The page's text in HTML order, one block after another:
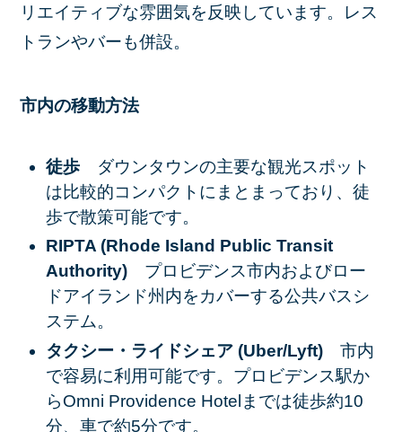
リエイティブな雰囲気を反映しています。レス
トランやバーも併設。
市内の移動方法
徒歩
ダウンタウンの主要な観光スポット
は比較的コンパクトにまとまっており、徒
歩で散策可能です。
RIPTA (Rhode Island Public Transit
Authority) プロビデンス市内およびロー
ドアイランド州内をカバーする公共バスシ
ステム。
タクシー・ライドシェア (Uber/Lyft) 市内
で容易に利用可能です。プロビデンス駅か
らOmni Providence Hotelまでは徒歩約10
分、車で約5分です。